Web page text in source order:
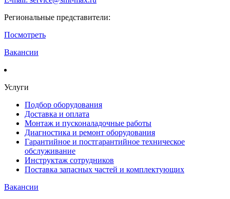
Региональные представители:
Посмотреть
Вакансии
Услуги
Подбор оборудования
Доставка и оплата
Монтаж и пусконаладочные работы
Диагностика и ремонт оборудования
Гарантийное и постгарантийное техническое
обслуживание
Инструктаж сотрудников
Поставка запасных частей и комплектующих
Вакансии